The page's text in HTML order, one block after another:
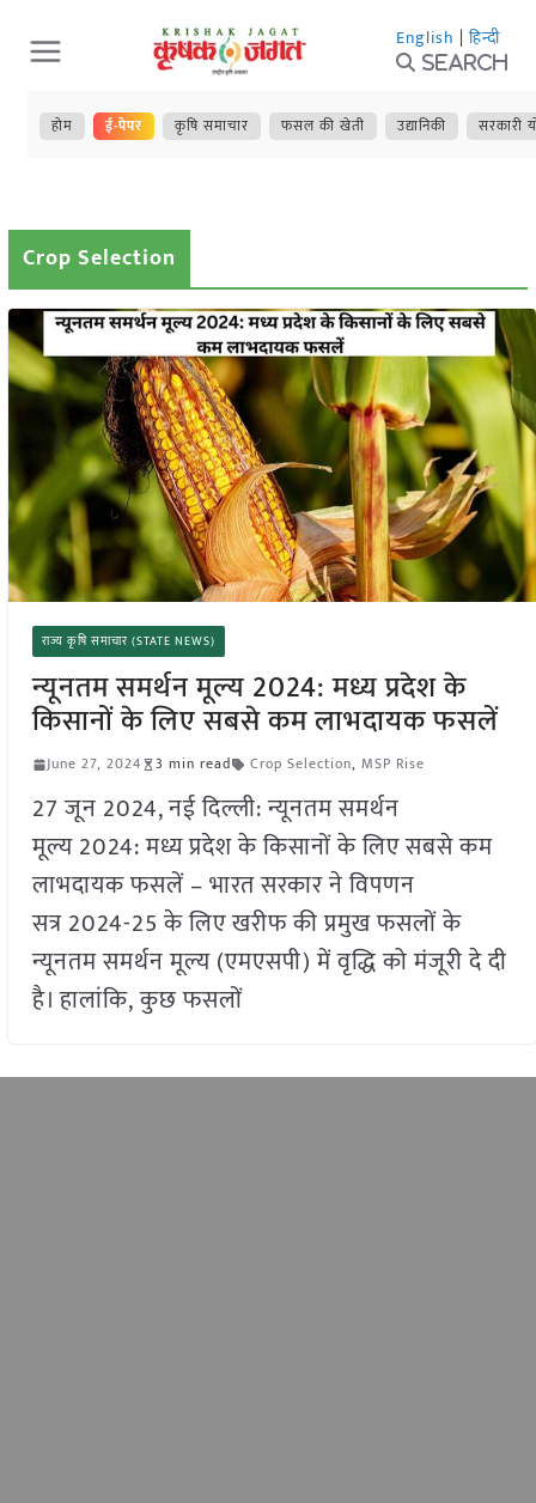
Skip
to
content
English | हिन्दी
Search
होम ई-पेपर कृषि समाचार फसल की खेती उद्यानिकी सरकारी
Crop Selection
राज्य कृषि समाचार (STATE NEWS)
न्यूनतम समर्थन मूल्य 2024: मध्य प्रदेश के
किसानों के लिए सबसे कम लाभदायक फसलें
June 27, 2024 3 min read Crop Selection, MSP Rise
27 जून 2024, नई दिल्ली: न्यूनतम समर्थन
मूल्य 2024: मध्य प्रदेश के किसानों के लिए सबसे कम
लाभदायक फसलें – भारत सरकार ने विपणन
सत्र 2024-25 के लिए खरीफ की प्रमुख फसलों के
न्यूनतम समर्थन मूल्य (एमएसपी) में वृद्धि को मंजूरी दे दी
है। हालांकि, कुछ फसलों